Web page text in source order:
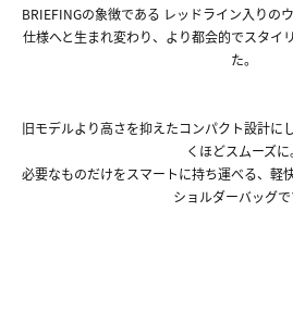
BRIEFINGの象徴である レッドライン入りの
仕様へと生まれ変わり、より都会的でスタイ
た。
旧モデルより高さを抑えたコンパクト設計に
くほどスムーズに。
必要なものだけをスマートに持ち運べる、軽
ショルダーバッグで